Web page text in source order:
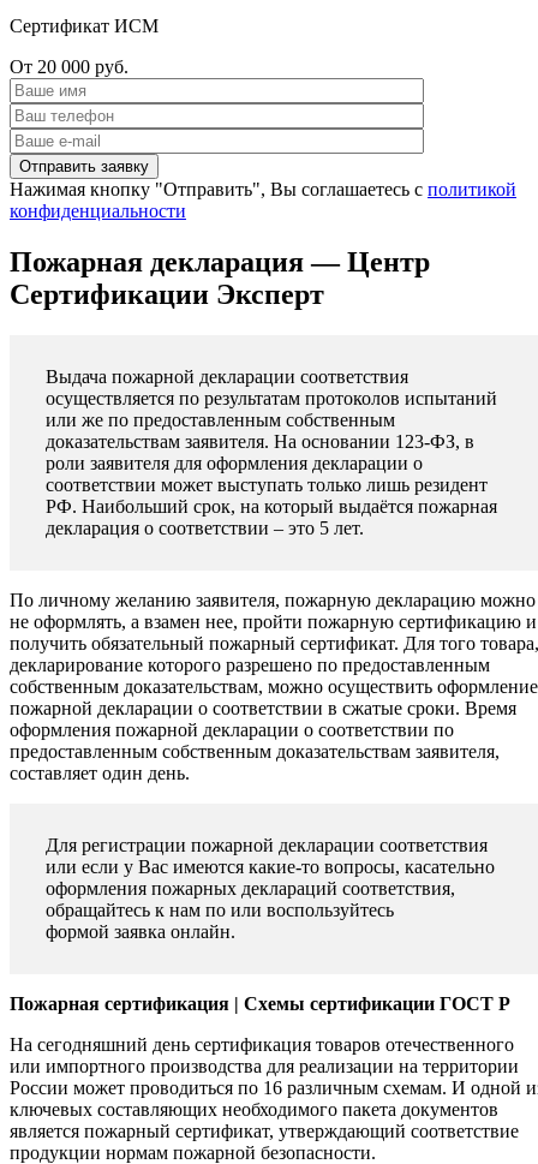
Сертификат ИСМ
От 20 000 руб.
Нажимая кнопку "Отправить", Вы соглашаетесь с политикой
конфиденциальности
Пожарная декларация — Центр
Сертификации Эксперт
Выдача пожарной декларации соответствия
осуществляется по результатам протоколов испытаний
или же по предоставленным собственным
доказательствам заявителя. На основании 123-ФЗ, в
роли заявителя для оформления декларации о
соответствии может выступать только лишь резидент
РФ. Наибольший срок, на который выдаётся пожарная
декларация о соответствии – это 5 лет.
По личному желанию заявителя, пожарную декларацию можно
не оформлять, а взамен нее, пройти пожарную сертификацию и
получить обязательный пожарный сертификат. Для того товара,
декларирование которого разрешено по предоставленным
собственным доказательствам, можно осуществить оформление
пожарной декларации о соответствии в сжатые сроки. Время
оформления пожарной декларации о соответствии по
предоставленным собственным доказательствам заявителя,
составляет один день.
Для регистрации пожарной декларации соответствия
или если у Вас имеются какие-то вопросы, касательно
оформления пожарных деклараций соответствия,
обращайтесь к нам по или воспользуйтесь
формой заявка онлайн.
Пожарная сертификация | Схемы сертификации ГОСТ Р
На сегодняшний день сертификация товаров отечественного
или импортного производства для реализации на территории
России может проводиться по 16 различным схемам. И одной
ключевых составляющих необходимого пакета документов
является пожарный сертификат, утверждающий соответствие
продукции нормам пожарной безопасности.